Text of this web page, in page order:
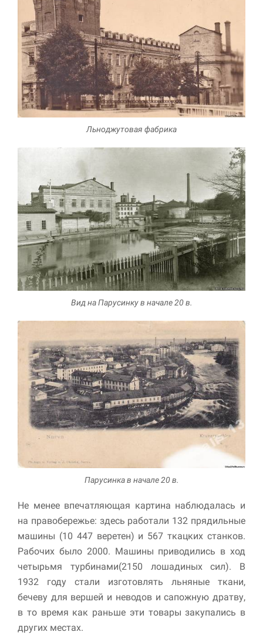
Льноджутовая фабрика
Вид на Парусинку в начале 20 в.
Парусинка в начале 20 в.
Не менее впечатляющая картина наблюдалась и
на правобережье: здесь работали 132 прядильные
машины (10 447 веретен) и 567 ткацких станков.
Рабочих было 2000. Машины приводились в ход
четырьмя турбинами(2150 лошадиных сил). В
1932 году стали изготовлять льняные ткани,
бечеву для вершей и неводов и сапожную дратву,
в то время как раньше эти товары закупались в
других местах.